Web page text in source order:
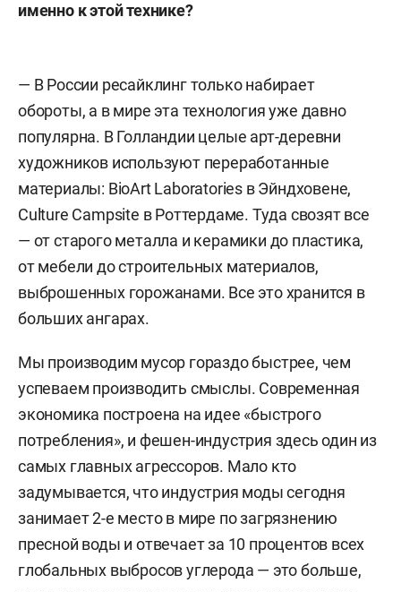
именно к этой технике?
— В России ресайклинг только набирает
обороты, а в мире эта технология уже давно
популярна. В Голландии целые арт-деревни
художников используют переработанные
материалы: BioArt Laboratories в Эйндховене,
Culture Campsite в Роттердаме. Туда свозят все
— от старого металла и керамики до пластика,
от мебели до строительных материалов,
выброшенных горожанами. Все это хранится в
больших ангарах.
Мы производим мусор гораздо быстрее, чем
успеваем производить смыслы. Современная
экономика построена на идее «быстрого
потребления», и фешен-индустрия здесь один из
самых главных агрессоров. Мало кто
задумывается, что индустрия моды сегодня
занимает 2-е место в мире по загрязнению
пресной воды и отвечает за 10 процентов всех
глобальных выбросов углерода — это больше,